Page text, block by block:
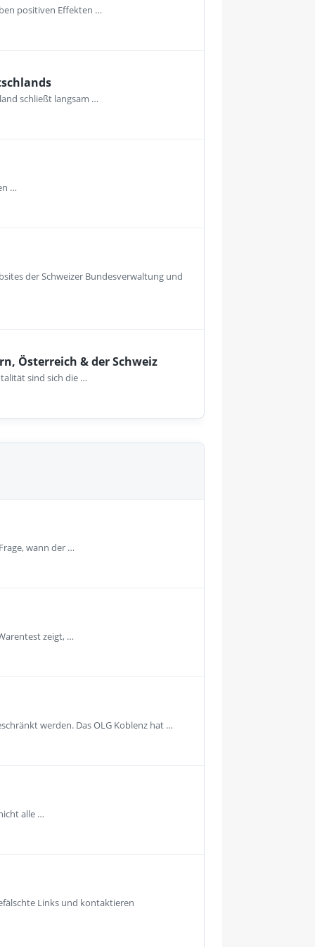
positiven Effekten …
schließt langsam …
…
der Schweizer Bundesverwaltung und
Österreich & der Schweiz
sind sich die …
wann der …
zeigt, …
werden. Das OLG Koblenz hat …
alle …
Links und kontaktieren